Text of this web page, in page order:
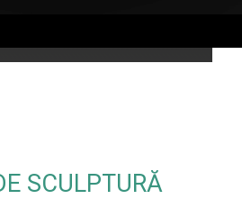
SCULPTURĂ